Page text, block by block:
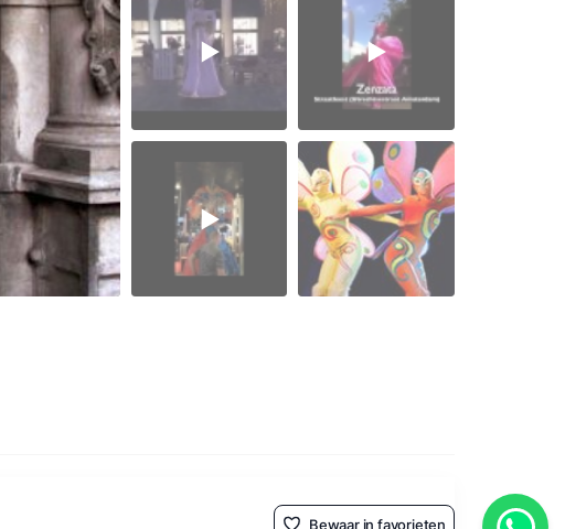
Bewaar in favorieten